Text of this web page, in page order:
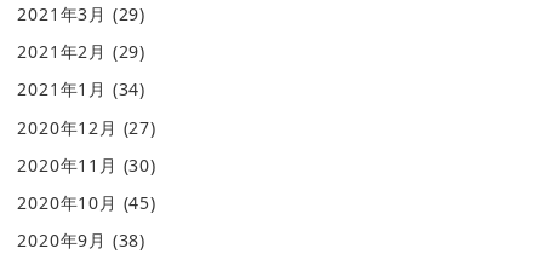
2021年3月 (29)
2021年2月 (29)
2021年1月 (34)
2020年12月 (27)
2020年11月 (30)
2020年10月 (45)
2020年9月 (38)